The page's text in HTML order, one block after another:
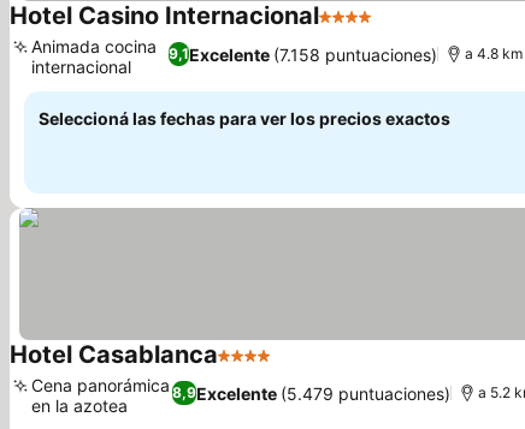
Hotel Casino Internacional4 Estrellas
9,1Excelente (7.158 puntuaciones)
Animada cocina
internacional
a 4.8
Seleccioná las fechas para ver los precios exactos
Hotel Casablanca4 Estrellas
8,9Excelente (5.479 puntuaciones)
Cena panorámica
en la azotea
a 5.2